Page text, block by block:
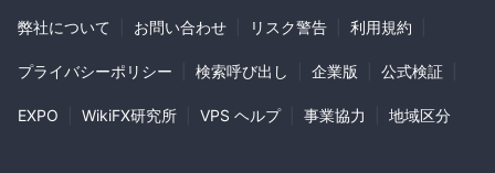
弊社について お問い合わせ リスク警告 利用規約
プライバシーポリシー 検索呼び出し 企業版 公式検証
EXPO WikiFX研究所 VPS ヘルプ 事業協力 地域区分